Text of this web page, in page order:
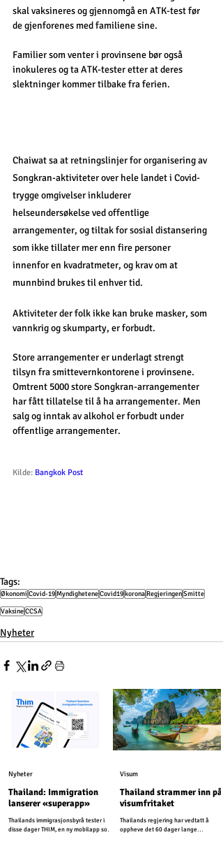
skal vaksineres og gjennomgå en ATK-test før
de gjenforenes med familiene sine.
Familier som venter i provinsene bør også
inokuleres og ta ATK-tester etter at deres
slektninger kommer tilbake fra ferien.
Chaiwat sa at retningslinjer for organisering av
Songkran-aktiviteter over hele landet i Covid-
trygge omgivelser inkluderer
helseundersøkelse ved offentlige
arrangementer, og tiltak for sosial distansering
som ikke tillater mer enn fire personer
innenfor en kvadratmeter, og krav om at
munnbind brukes til enhver tid.
Aktiviteter der folk ikke kan bruke masker, som
vannkrig og skumparty, er forbudt.
Store arrangementer er underlagt strengt
tilsyn fra smittevernkontorene i provinsene.
Omtrent 5000 store Songkran-arrangementer
har fått tillatelse til å ha arrangementer. Men
salg og inntak av alkohol er forbudt under
offentlige arrangementer.
Kilde: Bangkok Post
Tags:
Økonomi Covid-19MyndigheteneCovid19koronaRegjeringenSmitte
VaksineCCSA
Nyheter
Thailand: Immigration
lanserer «superapp»
Thailands immigrasjonsbyrå tester i
disse dager THIM, en ny mobilapp som
Nyheter
Thailand strammer inn på
visumfritaket
Thailands regjering har vedtatt å
oppheve det 60 dager lange
Visum